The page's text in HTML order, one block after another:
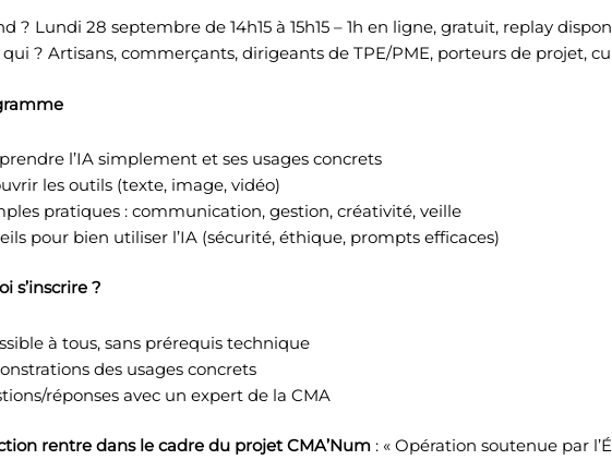
? Lundi 28 septembre de 14h15 à 15h15 – 1h en ligne, gratuit, replay
qui ? Artisans, commerçants, dirigeants de TPE/PME, porteurs de projet,
l’IA simplement et ses usages concrets
les outils (texte, image, vidéo)
pratiques : communication, gestion, créativité, veille
pour bien utiliser l’IA (sécurité, éthique, prompts efficaces)
s’inscrire ?
à tous, sans prérequis technique
des usages concrets
réponses avec un expert de la CMA
rentre dans le cadre du projet CMA’Num : « Opération soutenue par